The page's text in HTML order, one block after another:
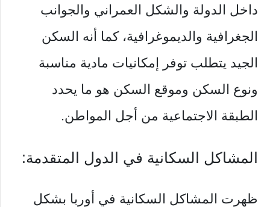
داخل الدولة والشكل العمراني والجوانب
الجغرافية والديموغرافية، كما أنه السكن
الجيد يتطلب توفر إمكانيات مادية مناسبة
ونوع السكن وموقع السكن هو ما يحدد
الطبقة الاجتماعية من أجل المواطن.
المشاكل السكانية في الدول المتقدمة:
ظهرت المشاكل السكانية في أوربا بشكل